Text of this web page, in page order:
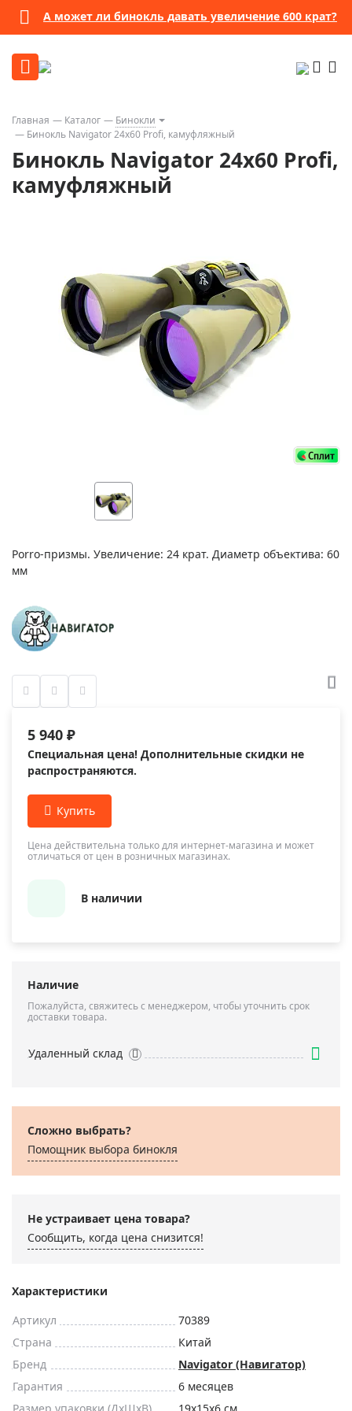
А может ли бинокль давать увеличение 600 крат?
Главная Каталог
Бинокли
Бинокль Navigator 24х60 Profi, камуфляжный
Бинокль Navigator 24х60 Profi,
камуфляжный
Porro-призмы. Увеличение: 24 крат. Диаметр объектива: 60
мм
5 940 ₽
Специальная цена! Дополнительные скидки не
распространяются.
Цена действительна только для интернет-магазина и может
отличаться от цен в розничных магазинах.
В наличии
Наличие
Пожалуйста, свяжитесь с менеджером, чтобы уточнить срок
доставки товара.
Удаленный склад
Сложно выбрать?
Помощник выбора бинокля
Не устраивает цена товара?
Сообщить, когда цена снизится!
Характеристики
Артикул
70389
Страна
Китай
Бренд
Navigator (Навигатор)
Гарантия
6 месяцев